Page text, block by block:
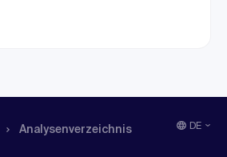
Analysen­verzeichnis
DE